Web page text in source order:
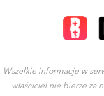
Wszelkie informacje w
właściciel nie bierze za